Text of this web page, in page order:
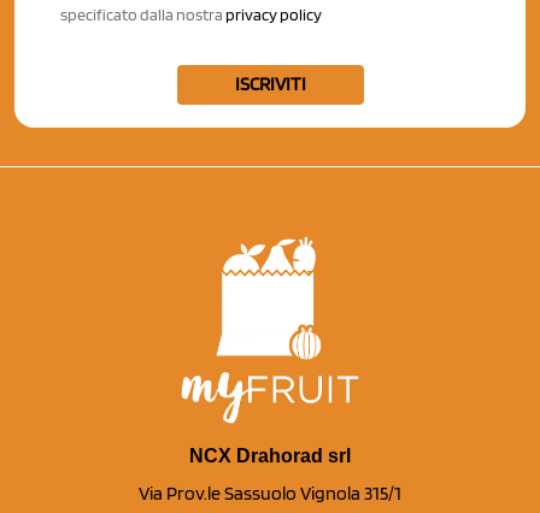
specificato dalla nostra privacy policy
ISCRIVITI
NCX Drahorad srl
Via Prov.le Sassuolo Vignola 315/1